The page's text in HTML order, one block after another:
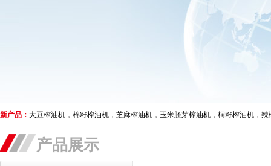
新产品： 大豆榨油机，棉籽榨油机，芝麻榨油机，玉米胚芽榨油机，桐籽榨油机，辣
产品展示